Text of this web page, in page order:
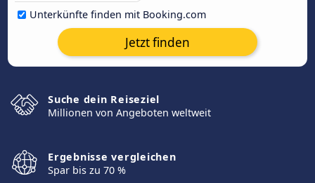
Unterkünfte finden mit Booking.com
Jetzt finden
Suche dein Reiseziel
Millionen von Angeboten weltweit
Ergebnisse vergleichen
Spar bis zu 70 %